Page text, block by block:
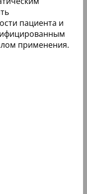
пациента и
применения.